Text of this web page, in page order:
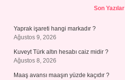
Son Yazılar
Yaprak işareti hangi markadır ?
Ağustos 9, 2026
Kuveyt Türk altın hesabı caiz midir ?
Ağustos 8, 2026
Maaş avansı maaşın yüzde kaçıdır ?